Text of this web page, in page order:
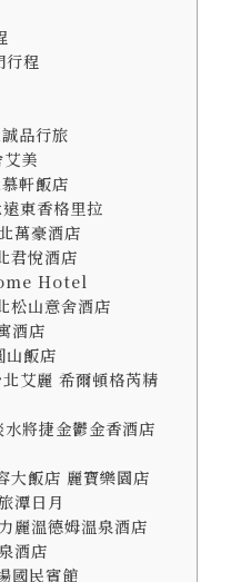
程
品行旅
美
軒飯店
東香格里拉
萬豪酒店
君悅酒店
Hotel
松山意舍酒店
酒店
山飯店
艾麗 希爾頓格芮精
將捷金鬱金香酒店
大飯店 麗寶樂園店
潭日月
麗溫德姆溫泉酒店
酒店
國民賓館